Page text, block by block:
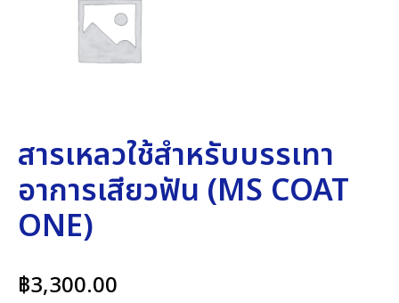
สารเหลวใช้สำหรับบรรเทา
อาการเสียวฟัน (MS COAT
ONE)
฿3,300.00